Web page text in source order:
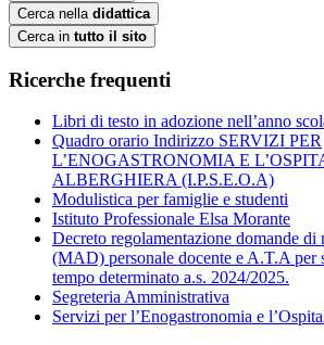
Cerca nella didattica
Cerca in tutto il sito
Ricerche frequenti
Libri di testo in adozione nell’anno
Quadro orario Indirizzo SERVIZI PER
L’ENOGASTRONOMIA E
ALBERGHIERA (I.P.S.E.O.A)
Modulistica per famiglie e studenti
Istituto Professionale Elsa Morante
Decreto regolamentazione domande di
(MAD) personale docente e A.T.A per
tempo determinato a.s. 2024/2025.
Segreteria Amministrativa
Servizi per l’Enogastronomia e